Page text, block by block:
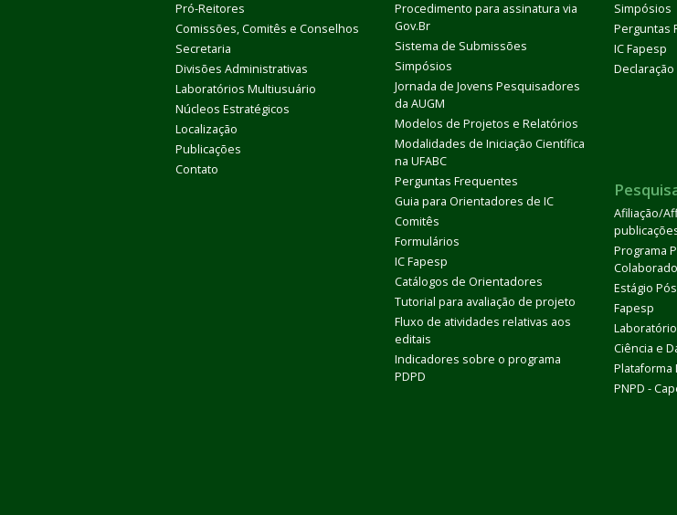
Pró-Reitores
Comissões, Comitês e Conselhos
Secretaria
Divisões Administrativas
Laboratórios Multiusuário
Núcleos Estratégicos
Localização
Publicações
Contato
Procedimento para assinatura via
Gov.Br
Sistema de Submissões
Simpósios
Jornada de Jovens Pesquisadores
da AUGM
Modelos de Projetos e Relatórios
Modalidades de Iniciação Científica
na UFABC
Perguntas Frequentes
Guia para Orientadores de IC
Comitês
Formulários
IC Fapesp
Catálogos de Orientadores
Tutorial para avaliação de projeto
Fluxo de atividades relativas aos
editais
Indicadores sobre o programa
PDPD
Simpósios
Perguntas
IC Fapesp
Declaração
Afiliação/
Programa
Estágio
Fapesp
Ciência e
Plataforma
PNPD -